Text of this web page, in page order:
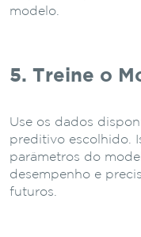
modelo.
5. Treine o
Use os dados
preditivo escolhido.
parâmetros do
desempenho e
futuros.